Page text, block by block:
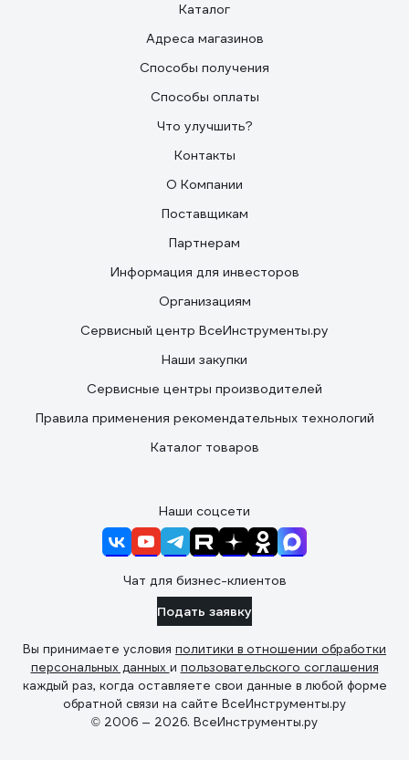
Каталог
Адреса магазинов
Способы получения
Способы оплаты
Что улучшить?
Контакты
О Компании
Поставщикам
Партнерам
Информация для инвесторов
Организациям
Сервисный центр ВсеИнструменты.ру
Наши закупки
Сервисные центры производителей
Правила применения рекомендательных технологий
Каталог товаров
Наши соцсети
Чат для бизнес-клиентов
Подать заявку
Вы принимаете условия политики в отношении обработки
персональных данных и пользовательского соглашения
каждый раз, когда оставляете свои данные в любой форме
обратной связи на сайте ВсеИнструменты.ру
© 2006 — 2026. ВсеИнструменты.ру